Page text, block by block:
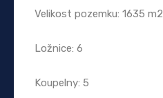
Velikost pozemku: 1635 m2
Ložnice: 6
Koupelny: 5